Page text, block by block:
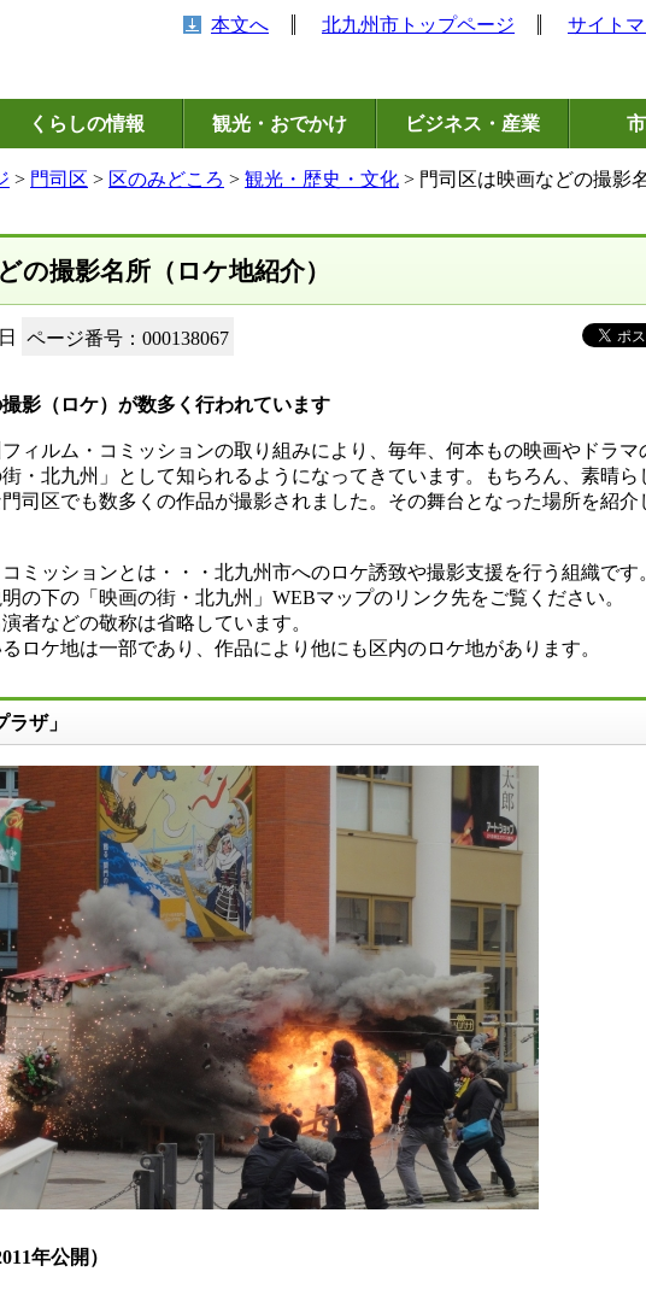
本文へ 北九州市トップページ サイト
くらしの情報 観光・おでかけ ビジネス・産業
> 門司区 > 区のみどころ > 観光・歴史・文化 > 門司区は映画などの撮影
の撮影名所（ロケ地紹介）
ページ番号：000138067
影（ロケ）が数多く行われています
ィルム・コミッションの取り組みにより、毎年、何本もの映画やドラマ
・北九州」として知られるようになってきています。もちろん、素晴ら
司区でも数多くの作品が撮影されました。その舞台となった場所を紹介
ミッションとは・・・北九州市へのロケ誘致や撮影支援を行う組織です
の下の「映画の街・北九州」WEBマップのリンク先をご覧ください。
者などの敬称は省略しています。
ロケ地は一部であり、作品により他にも区内のロケ地があります。
ザ」
年公開）